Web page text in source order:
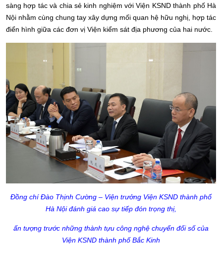
sàng hợp tác và chia sẻ kinh nghiệm với Viện KSND thành phố Hà
Nội nhằm cùng chung tay xây dựng mối quan hệ hữu nghị, hợp tác
điển hình giữa các đơn vị Viện kiểm sát địa phương của hai nước.
Đồng chí Đào Thịnh Cường – Viện trưởng Viện KSND thành phố
Hà Nội đánh giá cao sự tiếp đón trọng thị,
ấn tượng trước những thành tựu công nghệ chuyển đổi số của
Viện KSND thành phố Bắc Kinh